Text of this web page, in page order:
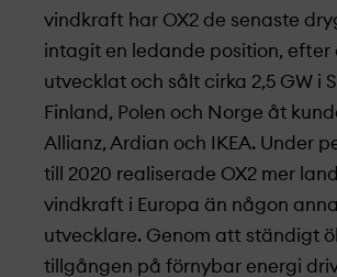
vindkraft har OX2 de senaste
intagit en ledande position, efter
utvecklat och sålt cirka 2,5 GW i
Finland, Polen och Norge åt
Allianz, Ardian och IKEA. Under
till 2020 realiserade OX2 mer
vindkraft i Europa än någon
utvecklare. Genom att ständigt
tillgången på förnybar energi